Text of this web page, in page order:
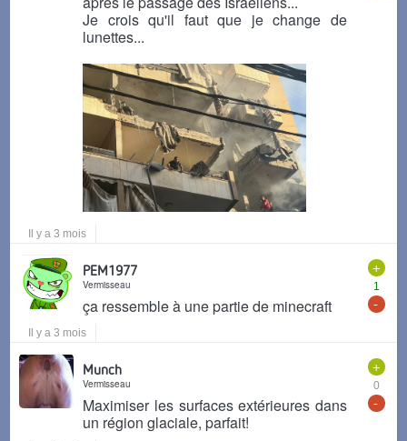
Je crois qu'il faut que je change de
lunettes...
Il y a 3 mois
+
1
-
PEM1977
Vermisseau
ça ressemble à une partie de minecraft
Il y a 3 mois
+
0
-
Munch
Vermisseau
Maximiser les surfaces extérieures dans
un région glaciale, parfait!